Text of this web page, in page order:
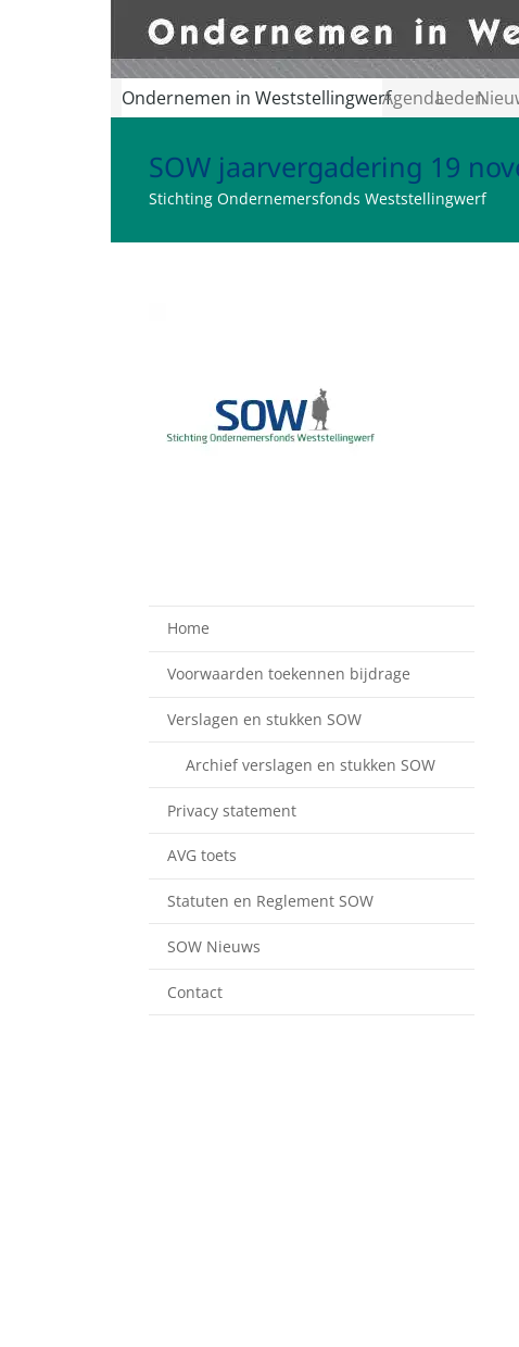
Ondernemen in WeststellingwerfAgendaLeden
SOW jaarvergadering 19
Stichting Ondernemersfonds Weststellingwerf
Home
Voorwaarden toekennen bijdrage
Verslagen en stukken SOW
Archief verslagen en stukken SOW
Privacy statement
AVG toets
Statuten en Reglement SOW
SOW Nieuws
Contact